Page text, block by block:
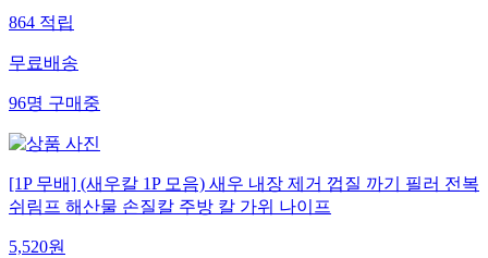
864 적립
무료배송
96명 구매중
[1P 무배] (새우칼 1P 모음) 새우 내장 제거 껍질 까기 필러 전복
쉬림프 해산물 손질칼 주방 칼 가위 나이프
5,520원